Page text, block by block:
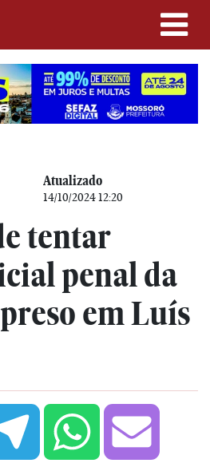
Atualizado
14/10/2024 12:20
tentar
penal da
em Luís